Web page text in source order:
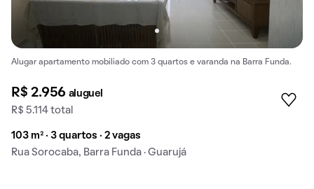
Alugar apartamento mobiliado com 3 quartos e varanda na Barra Funda.
R$ 2.956 aluguel
R$ 5.114 total
103 m² · 3 quartos · 2 vagas
Rua Sorocaba, Barra Funda · Guarujá